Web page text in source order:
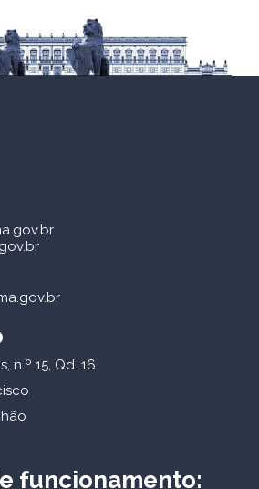
n.º 15, Qd. 16
funcionamento: